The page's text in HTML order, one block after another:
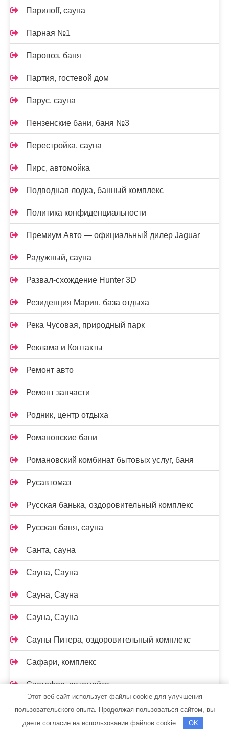
Парилоff, сауна
Парная №1
Паровоз, баня
Партия, гостевой дом
Парус, сауна
Пензенские бани, баня №3
Перестройка, сауна
Пирс, автомойка
Подводная лодка, банный комплекс
Политика конфиденциальности
Премиум Авто — официальный дилер Jaguar
Радужный, сауна
Развал-схождение Hunter 3D
Резиденция Мария, база отдыха
Река Чусовая, природный парк
Реклама и Контакты
Ремонт авто
Ремонт запчасти
Родник, центр отдыха
Романовские бани
Романовский комбинат бытовых услуг, баня
Русавтомаз
Русская банька, оздоровительный комплекс
Русская баня, сауна
Санта, сауна
Сауна, Сауна
Сауна, Сауна
Сауна, Сауна
Сауны Питера, оздоровительный комплекс
Сафари, комплекс
Светофор, автомойка
Сибирские бани, банно-гостиничный комплекс
Сибирский сенат, баня
Этот веб-сайт использует файлы cookie для улучшения
пользовательского опыта. Продолжая пользоваться сайтом, вы
даете согласие на использование файлов cookie.
OK